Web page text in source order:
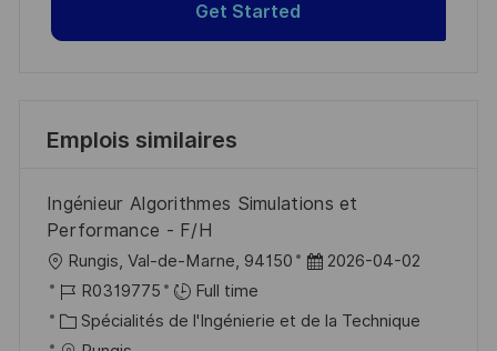
Get Started
Emplois similaires
Ingénieur Algorithmes Simulations et
Performance - F/H
o
c
Rungis, Val-de-Marne, 94150
D
t
2026-04-02
R
é
R0319775
Full time
C Spécialités de l'Ingénierie et de la Technique